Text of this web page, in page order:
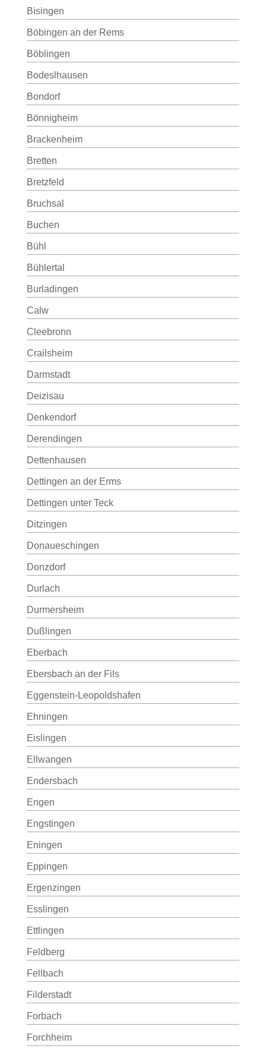
Bisingen
Böbingen an der Rems
Böblingen
Bodeslhausen
Bondorf
Bönnigheim
Brackenheim
Bretten
Bretzfeld
Bruchsal
Buchen
Bühl
Bühlertal
Burladingen
Calw
Cleebronn
Crailsheim
Darmstadt
Deizisau
Denkendorf
Derendingen
Dettenhausen
Dettingen an der Erms
Dettingen unter Teck
Ditzingen
Donaueschingen
Donzdorf
Durlach
Durmersheim
Dußlingen
Eberbach
Ebersbach an der Fils
Eggenstein-Leopoldshafen
Ehningen
Eislingen
Ellwangen
Endersbach
Engen
Engstingen
Eningen
Eppingen
Ergenzingen
Esslingen
Ettlingen
Feldberg
Fellbach
Filderstadt
Forbach
Forchheim